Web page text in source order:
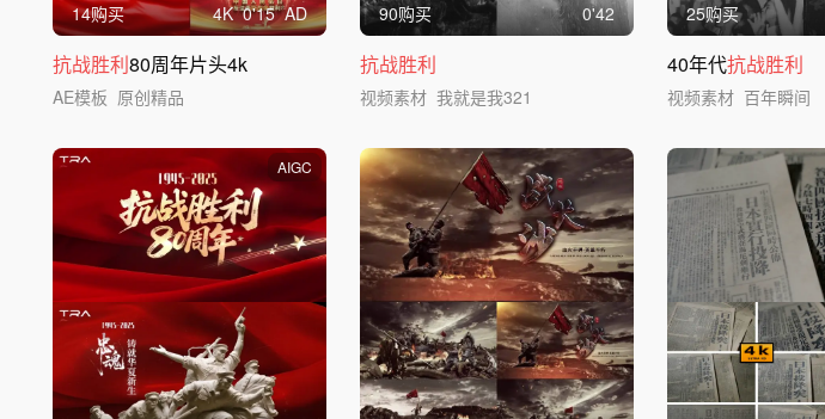
14购买 4K 0'15 AD
抗战胜利80周年片头4k
AE模板 原创精品
90购买 0'42
抗战胜利
视频素材 我就是我321
25购买
40年代抗战胜利
视频素材 百年瞬间
AIGC